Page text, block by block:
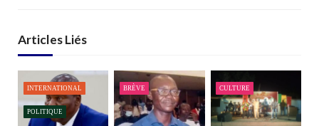
Articles Liés
INTERNATIONAL
POLITIQUE
BRÈVE CULTURE